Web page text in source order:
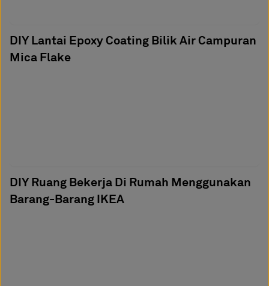
DIY Lantai Epoxy Coating Bilik Air Campuran
Mica Flake
DIY Ruang Bekerja Di Rumah Menggunakan
Barang-Barang IKEA